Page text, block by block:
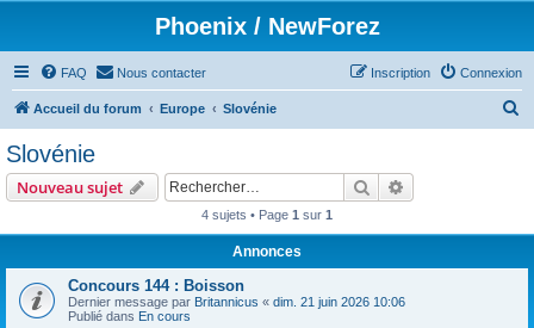
Phoenix / NewForez
FAQ Nous contacter Connexion
Inscription
Accueil du forum Europe Slovénie
Slovénie
Nouveau sujet Rechercher
4 sujets • Page 1 sur 1
Annonces
Concours 144 : Boisson
Dernier message par Britannicus « dim. 21 juin 2026 10:06
Publié dans En cours